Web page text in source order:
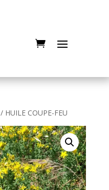
/ HUILE COUPE-FEU